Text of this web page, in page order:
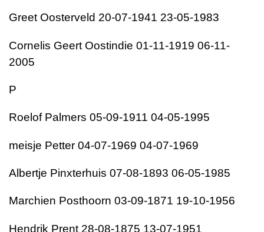
Greet Oosterveld 20-07-1941 23-05-1983
Cornelis Geert Oostindie 01-11-1919 06-11-
2005
P
Roelof Palmers 05-09-1911 04-05-1995
meisje Petter 04-07-1969 04-07-1969
Albertje Pinxterhuis 07-08-1893 06-05-1985
Marchien Posthoorn 03-09-1871 19-10-1956
Hendrik Prent 28-08-1875 13-07-1951